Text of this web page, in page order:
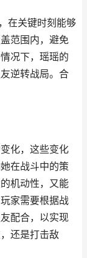
在关键时刻能够
范围内，避免
况下，瑶瑶的
逆转战局。合
化，这些变化
在战斗中的策
机动性，又能
家需要根据战
配合，以实现
还是打击敌